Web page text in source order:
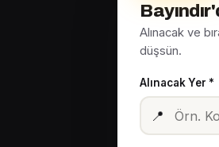
Alınacak ve
düşsün.
Alınacak Yer *
📍